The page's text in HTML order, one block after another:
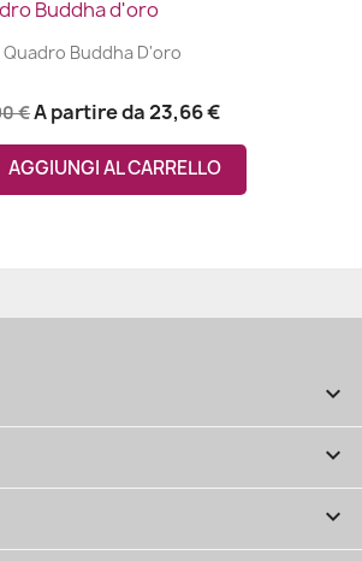
Quadro Buddha D'oro
€A partire da23,66 €
AGGIUNGI AL CARRELLO


